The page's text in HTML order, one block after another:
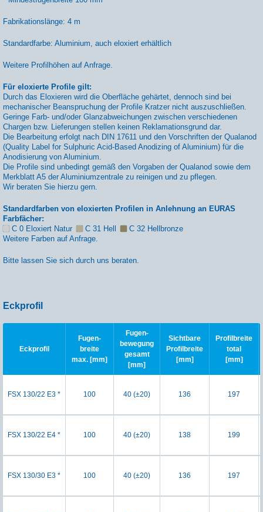
Fabrikationslänge: 4 m
Standardfarbe: Aluminium, auch eloxiert erhältlich
Weitere Profilhöhen auf Anfrage.
Für eloxierte Profile gilt:
Durch das Eloxieren wird die Oberfläche gehärtet, dennoch sind bei
mechanischer Beanspruchung der Profile Kratzer nicht auszuschließen.
Geringe Farb- und/oder Glanzabweichungen zwischen verschiedenen
Chargen bzw. Lieferungen stellen keinen Reklamationsgrund dar.
Die Bearbeitung erfolgt nach DIN 17611 und den Vorschriften der Qualanod
(Quality Label for Sulphuric Acid-Based Anodizing of Aluminium) für die
Anodisierung von Aluminium.
Die Profile sind unbedingt gemäß den Vorgaben der Qualanod sowie dem
Merkblatt A5 der Aluminiumzentrale zu reinigen und zu pflegen.
Wir beraten Sie hierzu gern.
Standardfarben von eloxierten Profilen in Anlehnung an EURAS
Farbfächer:
C 0 Eloxiert Natur
C 31 Hell
C 32 Hellbronze
Weitere Farben auf Anfrage.
Bitte lassen Sie sich durch uns beraten.
Eckprofil
Eckprofil
Fugen-
breite
max. [mm]
Fugen-
bewegung
gesamt
[mm]
Sichtbare
Profilbreite
[mm]
Profilbreite
total
[mm]
FSX 130/22 E3 * 100 40 (±20) 136 197
FSX 130/22 E4 * 100 40 (±20) 138 199
FSX 130/30 E3 * 100 40 (±20) 136 197